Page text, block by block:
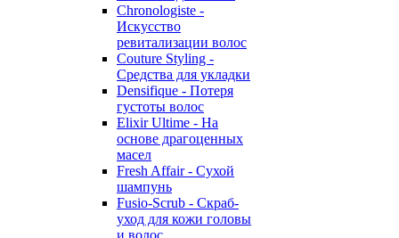
Chronologiste -
Искусство
ревитализации волос
Couture Styling -
Средства для укладки
Densifique - Потеря
густоты волос
Elixir Ultime - На
основе драгоценных
масел
Fresh Affair - Сухой
шампунь
Fusio-Scrub - Скраб-
уход для кожи головы
и волос